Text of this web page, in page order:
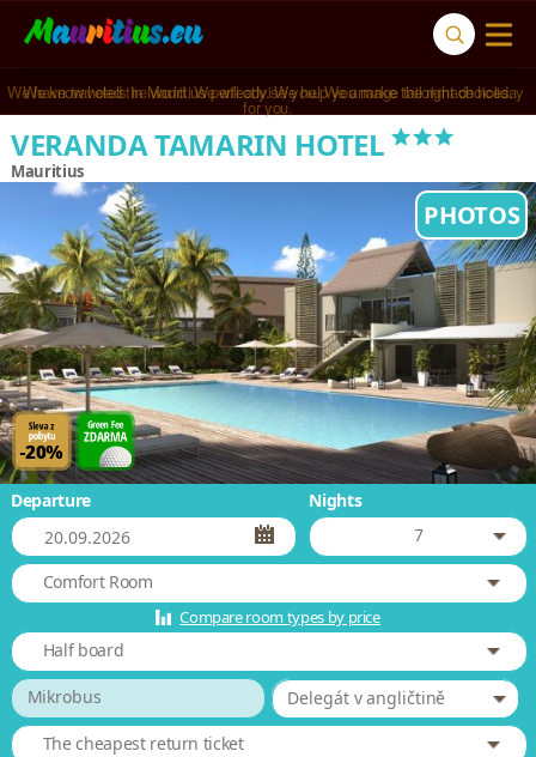
We know hotels in Mauritius perfectly. We help you make the right choices.
VERANDA TAMARIN HOTEL***
Mauritius
PHOTOS
Departure
Nights
7
Comfort Room
Compare room types by price
Half board
Mikrobus
Delegát v angličtině
The cheapest return ticket